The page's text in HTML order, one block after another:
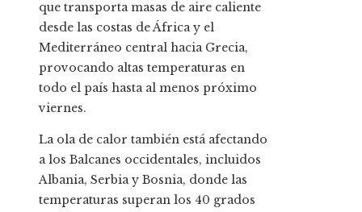
que transporta masas de aire caliente
desde las costas de África y el
Mediterráneo central hacia Grecia,
provocando altas temperaturas en
todo el país hasta al menos próximo
viernes.
La ola de calor también está afectando
a los Balcanes occidentales, incluidos
Albania, Serbia y Bosnia, donde las
temperaturas superan los 40 grados